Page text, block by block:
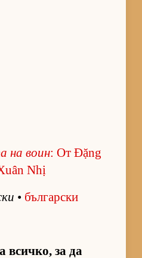
на воин: От Đặng
Nhị
• бъл­гар­ски
всич­ко, за да